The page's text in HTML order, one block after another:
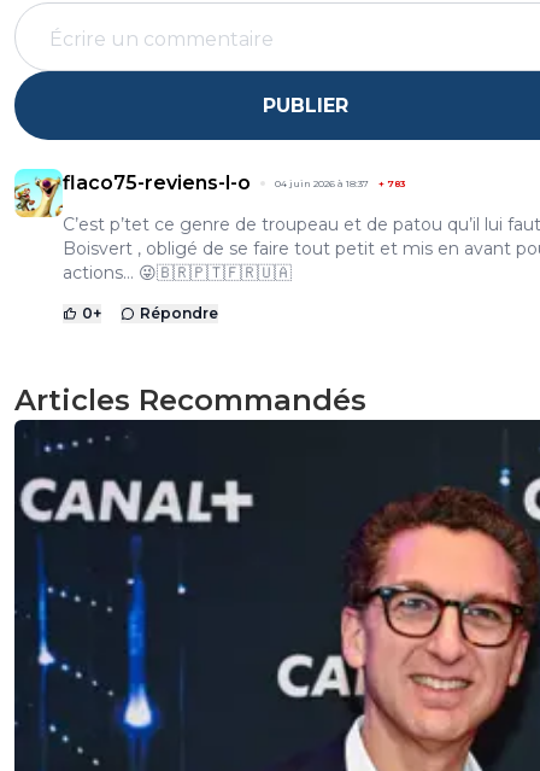
PUBLIER
flaco75-reviens-l-o 04 juin 2026 à 18:37 + 783
C’est p’tet ce genre de troupeau et de patou qu’il lui
Boisvert , obligé de se faire tout petit et mis en avant
actions… 😜🇧🇷🇵🇹🇫🇷🇺🇦
0+ Répondre
Articles Recommandés